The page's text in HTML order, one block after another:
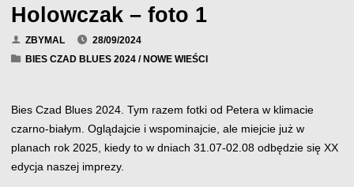
Holowczak – foto 1
ZBYMAL
28/09/2024
BIES CZAD BLUES 2024 / NOWE WIEŚCI
Bies Czad Blues 2024. Tym razem fotki od Petera w klimacie
czarno-białym. Oglądajcie i wspominajcie, ale miejcie już w
planach rok 2025, kiedy to w dniach 31.07-02.08 odbędzie się XX
edycja naszej imprezy.